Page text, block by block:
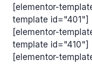
[elementor-
template id="401"]
[elementor-
template id="410"]
[elementor-